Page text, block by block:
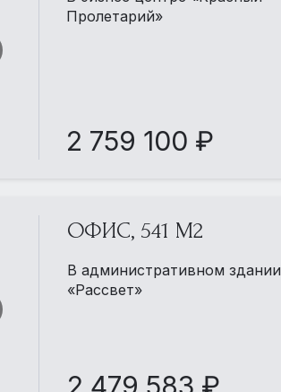
Пролетарий»
2 759 100 ₽
ОФИС, 541 М2
В административном здании
«Рассвет»